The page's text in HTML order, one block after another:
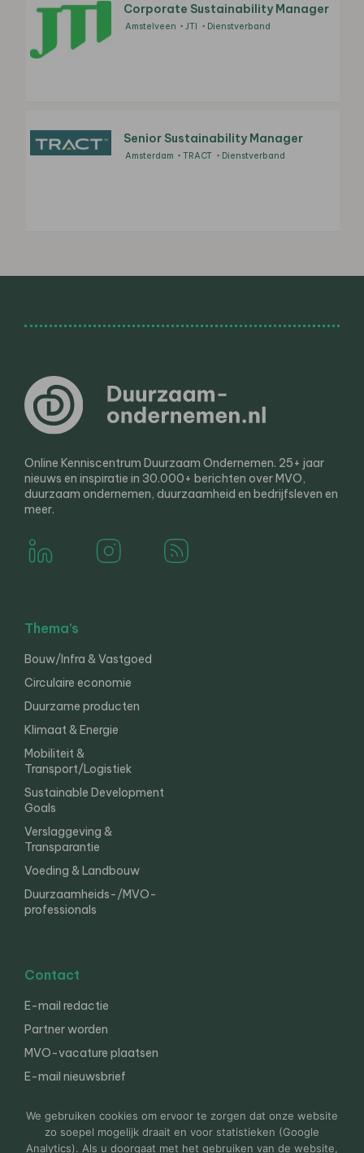
Corporate Sustainability Manager
Amstelveen JTI Dienstverband
Senior Sustainability Manager
Amsterdam TRACT Dienstverband
Online Kenniscentrum Duurzaam Ondernemen. 25+ jaar
nieuws en inspiratie in 30.000+ berichten over MVO,
duurzaam ondernemen, duurzaamheid en bedrijfsleven en
meer.
Thema’s
Bouw/Infra & Vastgoed
Circulaire economie
Duurzame producten
Klimaat & Energie
Mobiliteit &
Transport/Logistiek
Sustainable Development
Goals
Verslaggeving &
Transparantie
Voeding & Landbouw
Duurzaamheids-/MVO-
professionals
Contact
E-mail redactie
Partner worden
MVO-vacature plaatsen
E-mail nieuwsbrief
We gebruiken cookies om ervoor te zorgen dat onze website
zo soepel mogelijk draait en voor statistieken (Google
Analytics). Als u doorgaat met het gebruiken van de website,